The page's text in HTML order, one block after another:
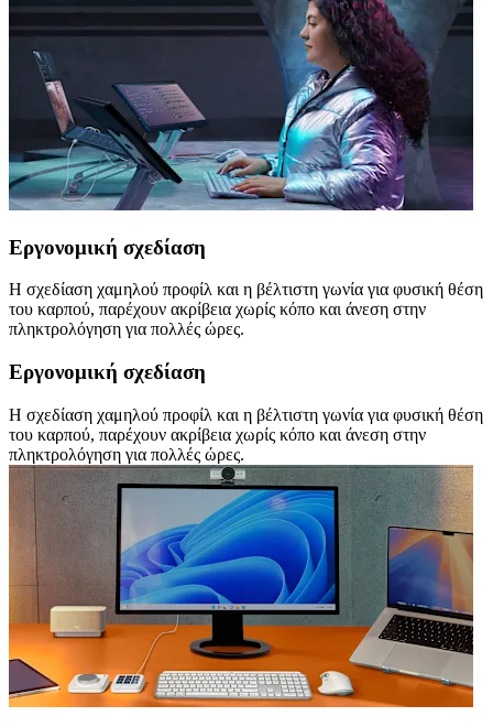
Εργονομική σχεδίαση
Η σχεδίαση χαμηλού προφίλ και η βέλτιστη γωνία για φυσική θέση
του καρπού, παρέχουν ακρίβεια χωρίς κόπο και άνεση στην
πληκτρολόγηση για πολλές ώρες.
Εργονομική σχεδίαση
Η σχεδίαση χαμηλού προφίλ και η βέλτιστη γωνία για φυσική θέση
του καρπού, παρέχουν ακρίβεια χωρίς κόπο και άνεση στην
πληκτρολόγηση για πολλές ώρες.